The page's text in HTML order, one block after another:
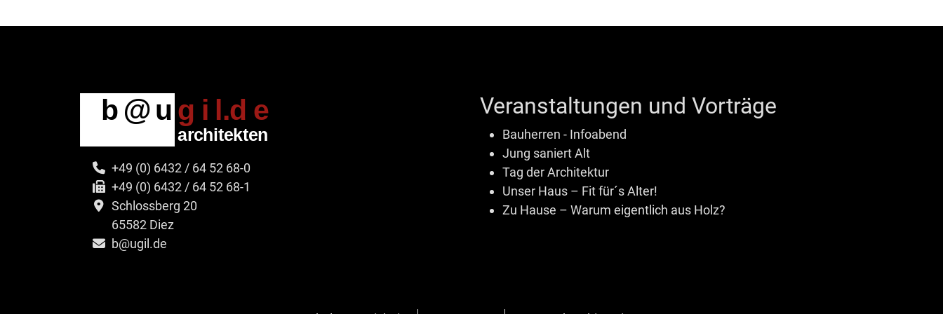
+49 (0) 6432 / 64 52 68-0
+49 (0) 6432 / 64 52 68-1
Schlossberg 20
65582 Diez
b@ugil.de
Veranstaltungen und Vorträge
Bauherren - Infoabend
Jung saniert Alt
Tag der Architektur
Unser Haus – Fit für´s Alter!
Zu Hause – Warum eigentlich aus Holz?